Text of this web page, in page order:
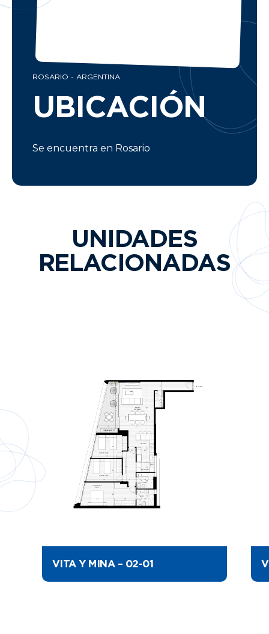
ROSARIO - ARGENTINA
UBICACIÓN
Se encuentra en Rosario
UNIDADES
RELACIONADAS
VITA Y MINA – 02-01